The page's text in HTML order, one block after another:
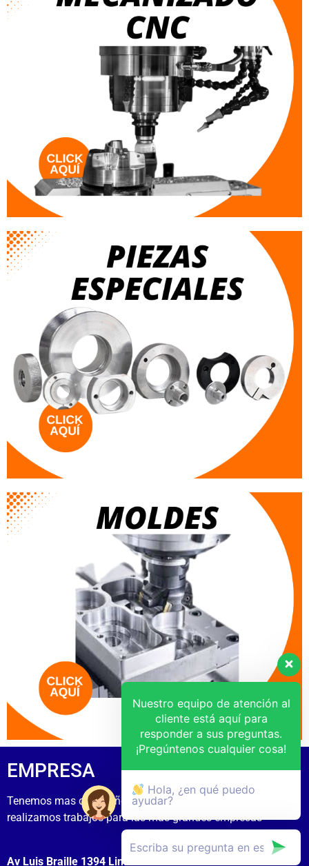
EMPRESA
Tenemos mas de 15 años de experiecia
realizamos trabajos para las mas grandes empresas
Av Luis Braille 1394 Lima Cercado
Nuestro equipo de atención al
cliente está aquí para
responder a sus preguntas.
¡Pregúntenos cualquier cosa!
Hola, ¿en qué puedo
ayudar?